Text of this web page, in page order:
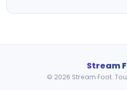
Stream
© 2026 Stream Foot.